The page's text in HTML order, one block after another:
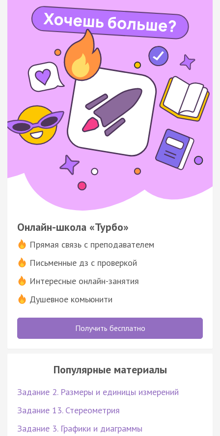
Онлайн-школа «Турбо»
Прямая связь с преподавателем
Письменные дз с проверкой
Интересные онлайн-занятия
Душевное комьюнити
Получить бесплатно
Популярные материалы
Задание 2. Размеры и единицы измерений
Задание 13. Стереометрия
Задание 3. Графики и диаграммы